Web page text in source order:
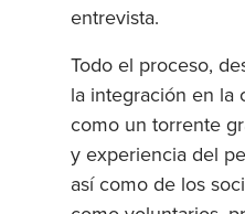
entrevista.
Todo el proceso,
la integración en la
como un torrente
y experiencia del
así como de los